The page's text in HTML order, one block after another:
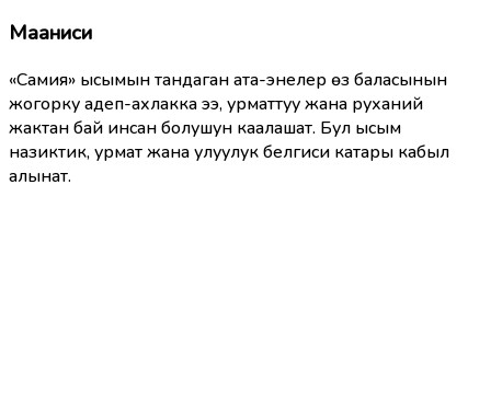
Мааниси
«Самия» ысымын тандаган ата-энелер өз баласынын
жогорку адеп-ахлакка ээ, урматтуу жана руханий
жактан бай инсан болушун каалашат. Бул ысым
назиктик, урмат жана улуулук белгиси катары кабыл
алынат.